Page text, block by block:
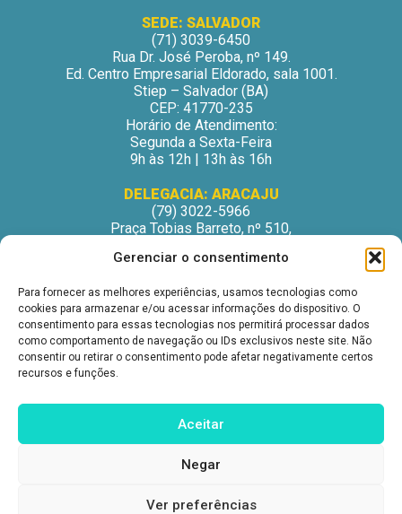
Gerenciar o consentimento
Para fornecer as melhores experiências, usamos tecnologias como
cookies para armazenar e/ou acessar informações do dispositivo. O
consentimento para essas tecnologias nos permitirá processar dados
como comportamento de navegação ou IDs exclusivos neste site. Não
consentir ou retirar o consentimento pode afetar negativamente certos
recursos e funções.
Aceitar
Negar
Ver preferências
SEDE: SALVADOR
(71) 3039-6450
Rua Dr. José Peroba, nº 149.
Ed. Centro Empresarial Eldorado, sala 1001.
Stiep – Salvador (BA)
CEP: 41770-235
Horário de Atendimento:
Segunda a Sexta-Feira
9h às 12h | 13h às 16h
DELEGACIA: ARACAJU
(79) 3022-5966
Praça Tobias Barreto, nº 510,
São José – Aracaju/SE
Horário de Atendimento:
Segunda a Sexta-Feira
9h às 12h | 13h às 16h
DELEGACIA: ITABUNA
Avenida Princesa Isabel, nº 395.
Ed. Itabuna Trade Center, sala 914.
São Caetano – Itabuna (BA)
Horário de Atendimento:
9h às 12h | 13h às 16h